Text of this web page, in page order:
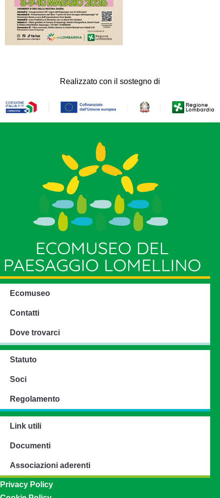
Realizzato con il sostegno di
Ecomuseo
Contatti
Dove trovarci
Statuto
Soci
Regolamento
Link utili
Documenti
Associazioni aderenti
Privacy Policy